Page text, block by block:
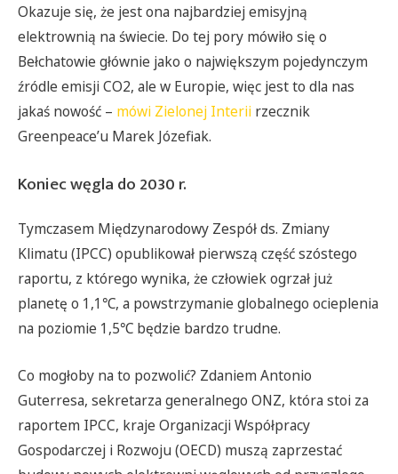
Okazuje się, że jest ona najbardziej emisyjną
elektrownią na świecie. Do tej pory mówiło się o
Bełchatowie głównie jako o największym pojedynczym
źródle emisji CO2, ale w Europie, więc jest to dla nas
jakaś nowość – mówi Zielonej Interii rzecznik
Greenpeace’u Marek Józefiak.
Koniec węgla do 2030 r.
Tymczasem Międzynarodowy Zespół ds. Zmiany
Klimatu (IPCC) opublikował pierwszą część szóstego
raportu, z którego wynika, że człowiek ogrzał już
planetę o 1,1℃, a powstrzymanie globalnego ocieplenia
na poziomie 1,5℃ będzie bardzo trudne.
Co mogłoby na to pozwolić? Zdaniem Antonio
Guterresa, sekretarza generalnego ONZ, która stoi za
raportem IPCC, kraje Organizacji Współpracy
Gospodarczej i Rozwoju (OECD) muszą zaprzestać